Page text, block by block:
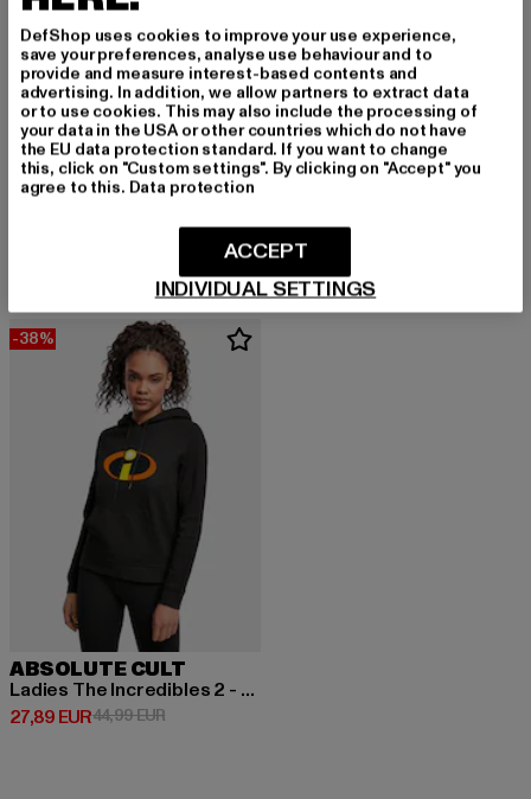
ABSOLUTE CULT
Derzeitiger Preis: ab 29,99 EURAktionspreis: 39,99 EUR
ABSOLUTE CULT
-38%
ABSOLUTE CULT
Ladies The Incredibles 2 - Costume Logo Basic
27,89 EUR
Derzeitiger Preis: 27,89 EUR
44,99 EURAktionspreis: 44,99 EUR
DefShop uses cookies to improve your use experience,
save your preferences, analyse use behaviour and to
provide and measure interest-based contents and
advertising. In addition, we allow partners to extract data
or to use cookies. This may also include the processing of
your data in the USA or other countries which do not have
the EU data protection standard. If you want to change
this, click on "Custom settings". By clicking on "Accept" you
agree to this. Data protection
INDIVIDUAL SETTINGS
ACCEPT